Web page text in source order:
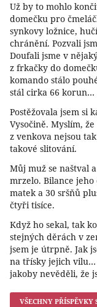
Už by to mohlo
domečku pro
synkovy ložnice,
chránění. Pozvali
Doufali jsme v
z frkačky do
komando stálo
stál cirka 66 korun…
Postěžovala jsem si
Vysočině. Myslím,
z venkova nejsou
takové slitování.
Můj muž se naštval
mrzelo. Bilance
matek a 30 sršňů
čtyři tisíce.
Když ho sekal, tak
stejných děrách v
jsem je útrpně. Jak
na třísky jejich vilu…
jakoby nevěděli, že
VŠECHNY PŘÍSPĚVKY